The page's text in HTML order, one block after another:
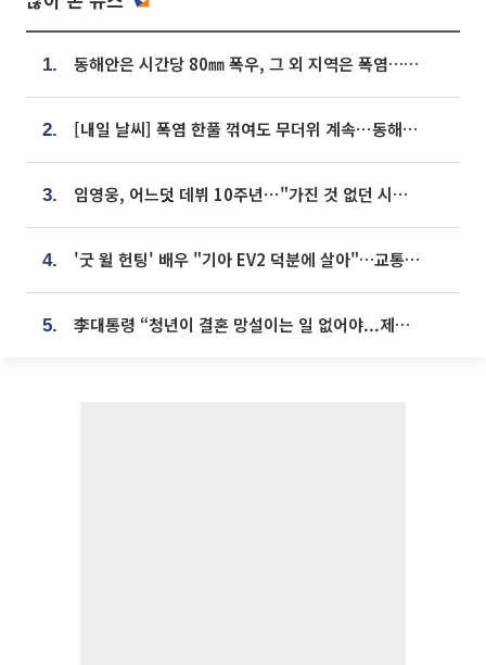
1. 동해안은 시간당 80㎜ 폭우, 그 외 지역은 폭염…‘극과 극 날씨’
2. [내일 날씨] 폭염 한풀 꺾여도 무더위 계속⋯동해안 이틀 연속 비
3. 임영웅, 어느덧 데뷔 10주년⋯"가진 것 없던 시절, 내 앞엔 20명의 팬뿐"
4. '굿 윌 헌팅' 배우 "기아 EV2 덕분에 살아"…교통사고 후 안전성 극찬
5. 李대통령 “청년이 결혼 망설이는 일 없어야...제도상 불이익 조사”